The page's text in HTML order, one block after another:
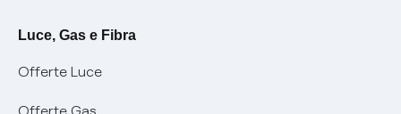
Avvisi
SOS luce e gas
Servizi
Luce, Gas e Fibra
Offerte Luce
Offerte Gas